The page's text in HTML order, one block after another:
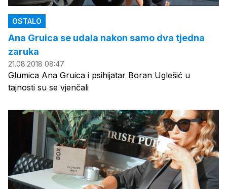
OSTALO
Ana Gruica se udala nakon samo dva tjedna
zaruka
21.08.2018 08:47
Glumica Ana Gruica i psihijatar Boran Uglešić u
tajnosti su se vjenčali